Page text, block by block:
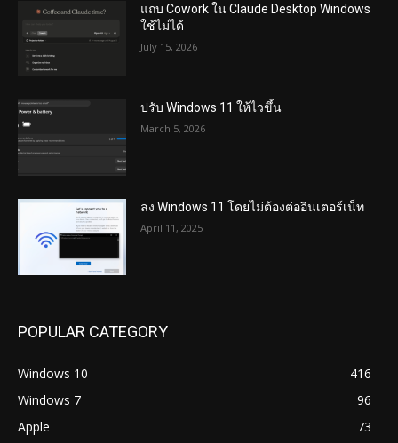
แถบ Cowork ใน Claude Desktop Windows
ใช้ไม่ได้
July 15, 2026
ปรับ Windows 11 ให้ไวขึ้น
March 5, 2026
ลง Windows 11 โดยไม่ต้องต่ออินเตอร์เน็ท
April 11, 2025
POPULAR CATEGORY
Windows 10
416
Windows 7
96
Apple
73